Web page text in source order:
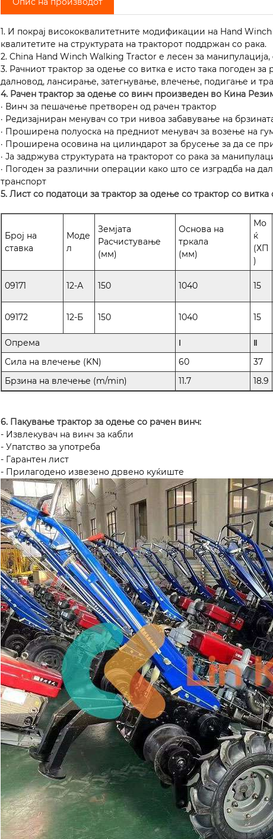
1. И покрај висококвалитетните модификации на Hand
квалитетите на структурата на тракторот поддржан со рака.
2. China Hand Winch Walking Tractor е лесен за
3. Рачниот трактор за одење со витка е исто така погоден
далновод, лансирање, затегнување, влечење, подигање и
4. Рачен трактор за одење со винч произведен во Кина
· Винч за пешачење претворен од рачен трактор
· Редизајниран менувач со три нивоа забавување на
· Проширена полуоска на предниот менувач за возење на
· Проширена осовина на цилиндарот за брусење за да се
· Ја задржува структурата на тракторот со рака за
· Погоден за различни операции како што се изградба на
транспорт
5. Лист со податоци за трактор за одење со трактор со
Број на
ставка
Моде
л
Земјата
Расчистување
(мм)
Основа на
тркала
(мм)
Мо
ќ
(ХП
)
09171 12-А 150 1040 15
09172 12-Б 150 1040 15
Опрема Ⅰ Ⅱ
Сила на влечење (KN)
60 37
Брзина на влечење (m/min)
11.7 18.9
6. Пакување трактор за одење со рачен винч:
- Извлекувач на винч за кабли
- Упатство за употреба
- Гарантен лист
- Прилагодено извезено дрвено куќиште